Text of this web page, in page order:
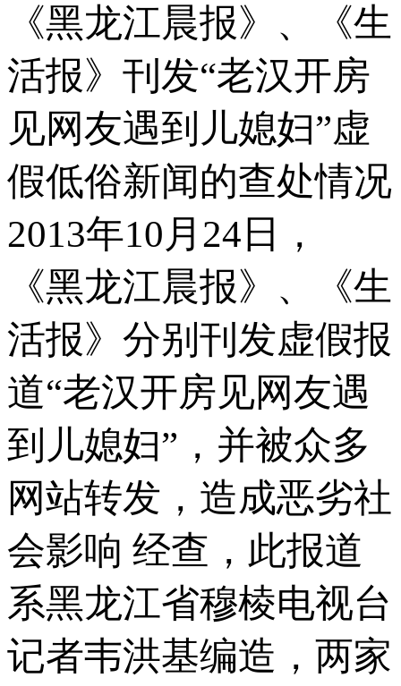
《黑龙江晨报》、《生
活报》刊发“老汉开房
见网友遇到儿媳妇”虚
假低俗新闻的查处情况
2013年10月24日，
《黑龙江晨报》、《生
活报》分别刊发虚假报
道“老汉开房见网友遇
到儿媳妇”，并被众多
网站转发，造成恶劣社
会影响 经查，此报道
系黑龙江省穆棱电视台
记者韦洪基编造，两家